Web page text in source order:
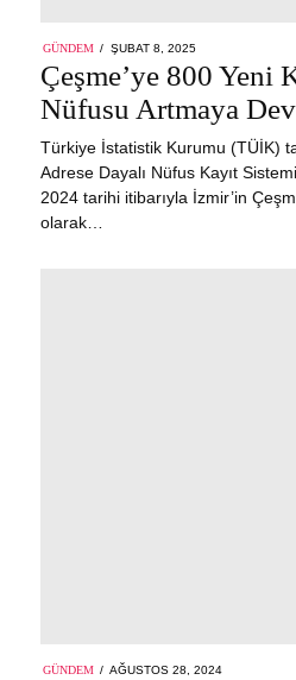
GÜNDEM
POSTED
ŞUBAT 8, 2025
Çeşme’ye 800 Yeni
Nüfusu Artmaya
Türkiye İstatistik Kurumu (TÜİK)
Adrese Dayalı Nüfus Kayıt
2024 tarihi itibarıyla İzmir’in
olarak…
GÜNDEM
POSTED
AĞUSTOS 28, 2024